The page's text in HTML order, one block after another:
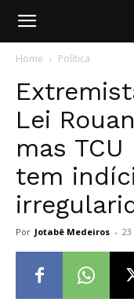
Farofafá
Home Política
Lei
mas
tem
Por Jotabê Medeiros -